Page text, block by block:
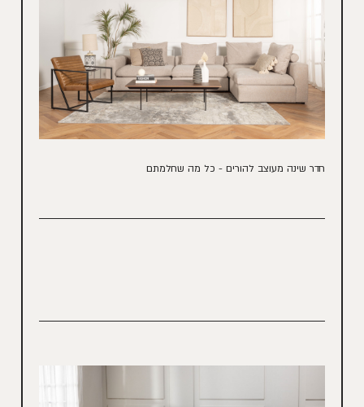
חדר שינה מעוצב להורים - כל מה שחלמתם